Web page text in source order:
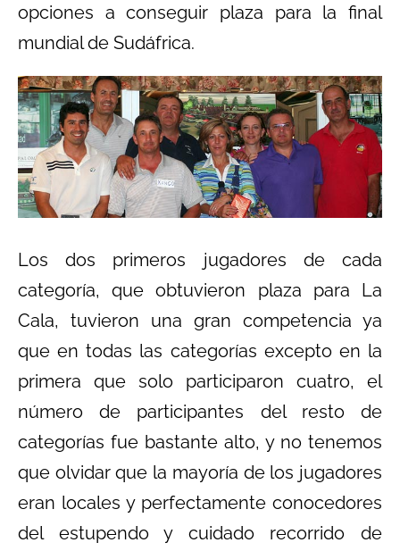
opciones a conseguir plaza para la final
mundial de Sudáfrica.
Los dos primeros jugadores de cada
categoría, que obtuvieron plaza para La
Cala, tuvieron una gran competencia ya
que en todas las categorías excepto en la
primera que solo participaron cuatro, el
número de participantes del resto de
categorías fue bastante alto, y no tenemos
que olvidar que la mayoría de los jugadores
eran locales y perfectamente conocedores
del estupendo y cuidado recorrido de